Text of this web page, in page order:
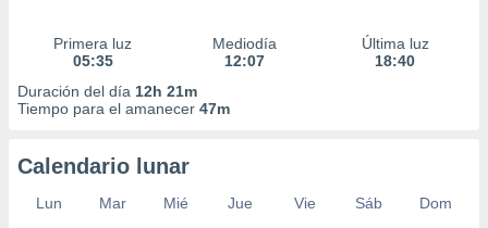
Primera luz
05:35
Mediodía
12:07
Última luz
18:40
Duración del día 12h 21m
Tiempo para el amanecer 47m
Calendario lunar
Lun Mar Mié Jue Vie Sáb
Dom